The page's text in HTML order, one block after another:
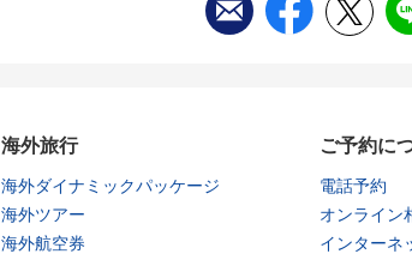
海外旅行
海外ダイナミックパッケージ
海外ツアー
海外航空券
ご予約に
電話予約
オンライン
インターネ